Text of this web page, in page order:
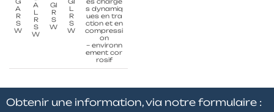
A
R
S
W
A
L
R
S
W
GI
R
S
W
L
R
S
W
s dynamiq
ues en tra
ction et en
compressi
on
– environn
ement cor
rosif
Obtenir une information, via notre formulaire :